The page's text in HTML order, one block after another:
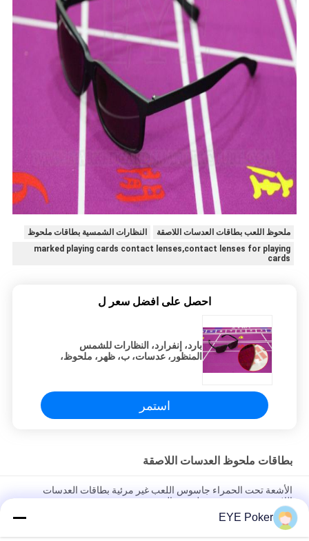
ملحوظ اللعب بطاقات العدسات اللاصقة
النظارات الشمسية بطاقات ملحوظ
marked playing cards contact lenses,contact lenses for playing
cards
احصل على افضل سعر ل
بارد، إنفرارد، النظارات للشمس
المنظور، عدسات، ب، ظهر، ملحوظ،
استمر
بطاقات ملحوظ العدسات اللاصقة
الأشعة تحت الحمراء جاسوس اللعب غير مرئية بطاقات العدسات
اللاصقة تصميم مخصص لعرض السحر
IR العدسات اللاصقة ملحوظ بوكر ، الأشعة فوق البنفسجية العدسات
EYE Poker